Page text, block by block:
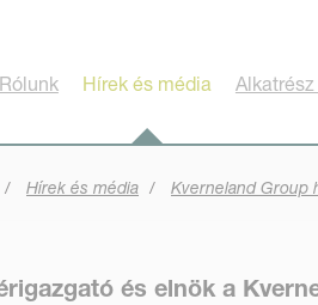
Rólunk Hírek és média
Hírek és média Kverneland Group
és elnök a